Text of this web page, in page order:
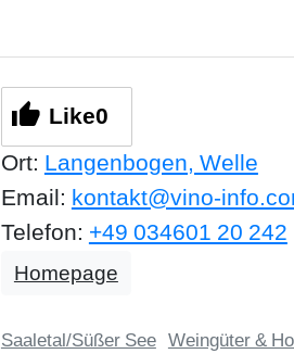
Like0
Ort: Langenbogen, Welle
Email: kontakt@vino-
Telefon: +49 034601 20 242
Homepage
Saaletal/Süßer See Weingüter &